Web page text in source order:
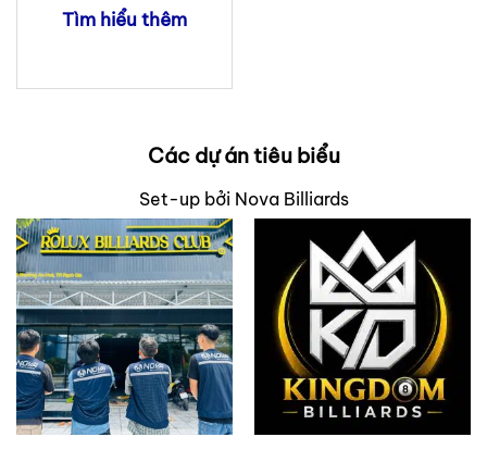
Được xếp
hạng55
Tìm hiểu thêm
Các dự án tiêu biểu
Set-up bởi Nova Billiards